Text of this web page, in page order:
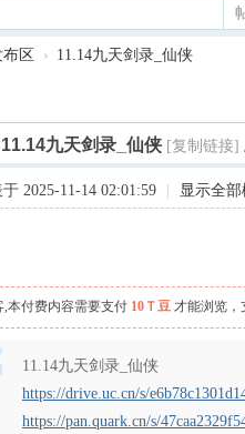
区 › 11.14九天剑录_仙侠
11.14九天剑录_仙侠 [复制链接]
2025-11-14 02:01:59 显示全
,本付费内容需要支付 10Ｔ豆 才能浏览，
11.14九天剑录_仙侠
https://drive.uc.cn/s/
https://pan.quark.cn/s/